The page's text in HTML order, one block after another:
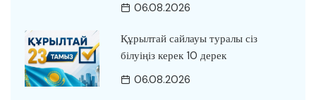
06.08.2026
Құрылтай сайлауы туралы сіз
білуіңіз керек 10 дерек
06.08.2026